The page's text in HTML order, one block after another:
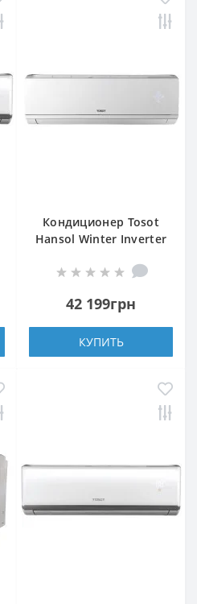
Кондиционер Tosot
Hansol Winter Inverter
42 199грн
КУПИТЬ